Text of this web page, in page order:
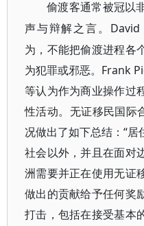
偷渡客通常被冠以
声与辩解之言。 David
为，不能把偷渡进程各
为犯罪或邪恶。Frank
等认为作为商业操作过
性活动。无证移民国际
况做出了如下总结：“
社会以外，并且在面对
洲需要并正在使用无证
做出的贡献给予任何奖
打击，包括在接受基本